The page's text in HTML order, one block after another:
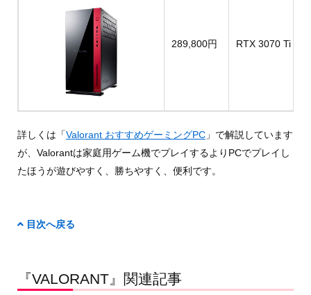
289,800円 RTX 3070 Ti
詳しくは「Valorant おすすめゲーミングPC」で解説しています
が、Valorantは家庭用ゲーム機でプレイするよりPCでプレイし
たほうが遊びやすく、勝ちやすく、便利です。
目次へ戻る
『VALORANT』関連記事